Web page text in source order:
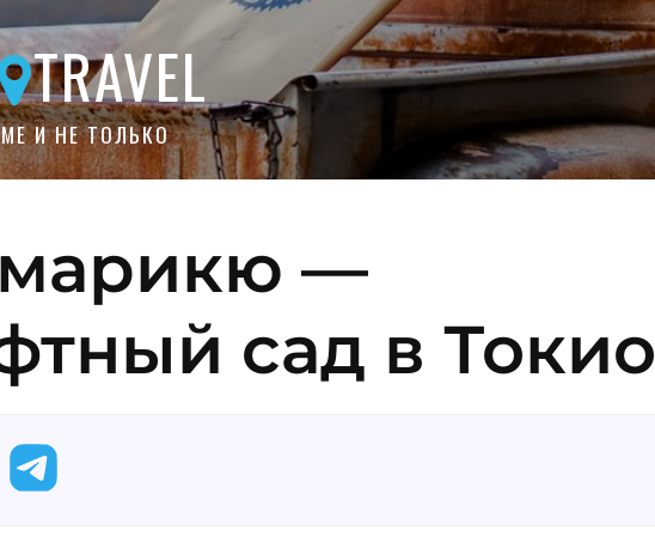
TRAVEL
И НЕ ТОЛЬКО
—
сад в Токио